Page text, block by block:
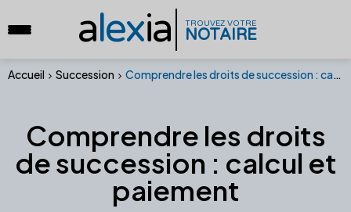
alexia TROUVEZ VOTRE
NOTAIRE
Accueil Succession Comprendre les droits de succession : calcul et paiement
Comprendre les droits
de succession : calcul et
paiement